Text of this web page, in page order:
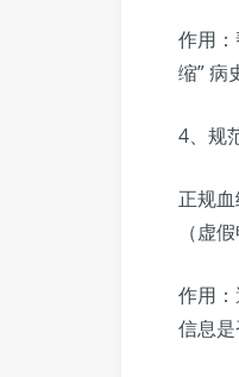
作用
缩” 病
4、规
正规
（虚
作用
信息是